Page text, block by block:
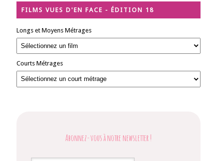
FILMS VUES D'EN FACE - ÉDITION 18
Longs et Moyens Métrages
Courts Métrages
Abonnez-vous à notre newsletter !